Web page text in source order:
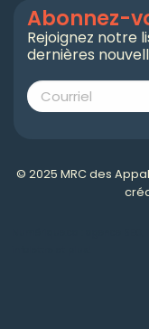
Abonnez-
Rejoignez notre
dernières
© 2025 MRC des